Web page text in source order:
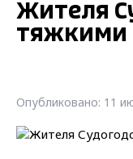
Жителя
тяжкими
Опубликовано: 11